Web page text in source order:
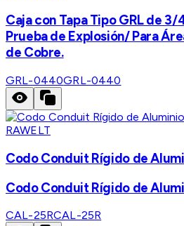
Caja con Tapa Tipo GRL de 3/
Prueba de Explosión/ Para
de Cobre.
GRL-0440GRL-0440
RAWELT
Codo Conduit Rígido de
Codo Conduit Rígido de
CAL-25RCAL-25R